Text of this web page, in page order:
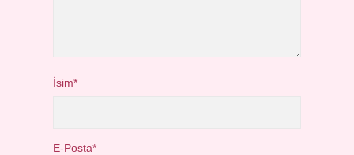
İsim*
E-Posta*